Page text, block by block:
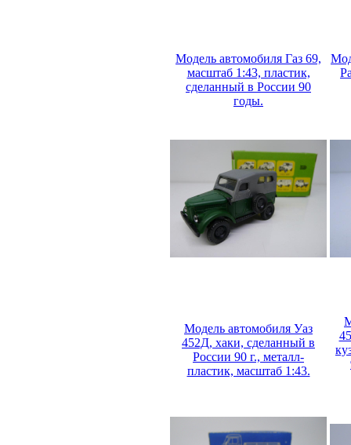
Модель автомобиля Газ 69,
масштаб 1:43, пластик,
сделанный в России 90
годы.
Модель автомобиля Уаз
452Д, хаки, сделанный в
России 90 г., металл-
пластик, масштаб 1:43.